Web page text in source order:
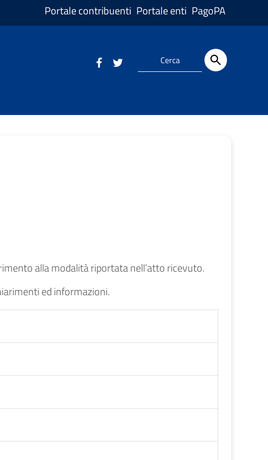
Portale contribuenti Portale enti PagoPA
alla modalità riportata nell’atto ricevuto.
ed informazioni.